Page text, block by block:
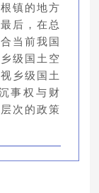
镇的地方
后，在总
当前我国
级国土空
乡级国土
事权与财
次的政策